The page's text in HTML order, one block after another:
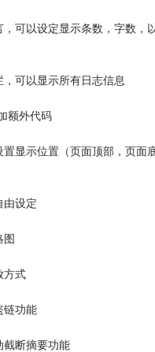
，可以设定显示条数，字数，
可以显示所有日志信息
额外代码
置显示位置（页面顶部，页面
由设定
图
方式
链功能
截断摘要功能